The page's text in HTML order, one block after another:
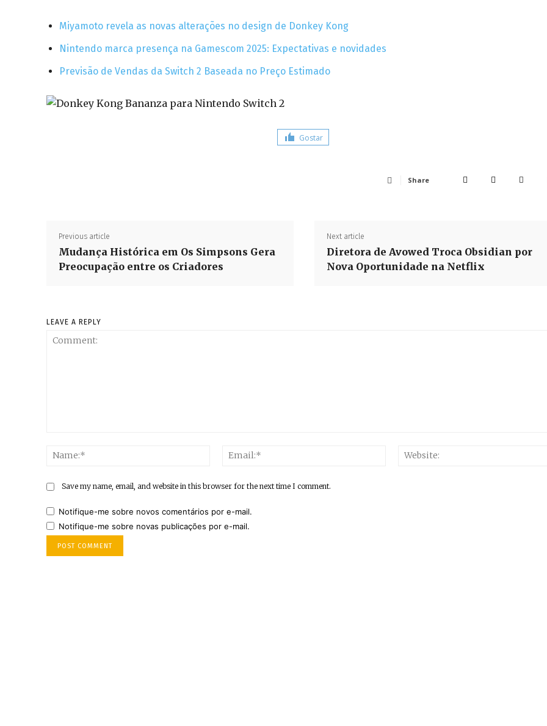
Miyamoto revela as novas alterações no design de Donkey Kong
Nintendo marca presença na Gamescom 2025: Expectativas e novidades
Previsão de Vendas da Switch 2 Baseada no Preço Estimado
Gostar
Share
Previous article
Mudança Histórica em Os Simpsons Gera
Preocupação entre os Criadores
Next article
Diretora de Avowed Troca Obsidian por
Nova Oportunidade na Netflix
LEAVE A REPLY
Name:*
Email:*
Save my name, email, and website in this browser for the next time I comment.
Notifique-me sobre novos comentários por e-mail.
Notifique-me sobre novas publicações por e-mail.